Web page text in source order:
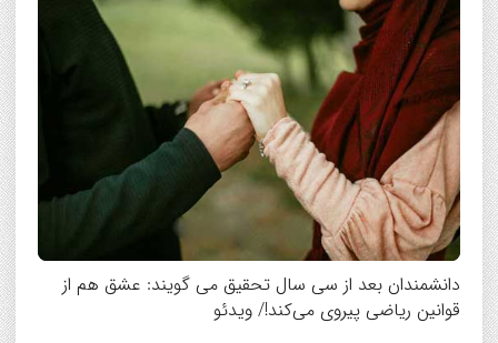
دانشمندان بعد از سی سال تحقیق می گویند: عشق هم از
قوانین ریاضی پیروی می‌کند!/ ویدئو